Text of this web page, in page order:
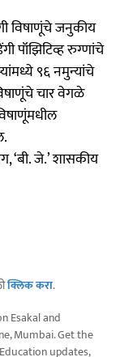
विषाणूंचे जनुकीय
पॉझिटिव्‍ह रुग्णांचे
९६ नमुन्यांचे
चार वेगळे
‘बी. जे.’ शासकीय
क्लिक करा.
Esakal and
Mumbai. Get the
updates,